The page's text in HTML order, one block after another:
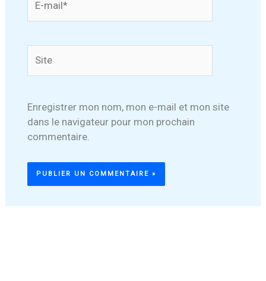
mail*
Enregistrer mon nom, mon e-mail et mon site
dans le navigateur pour mon prochain
commentaire.